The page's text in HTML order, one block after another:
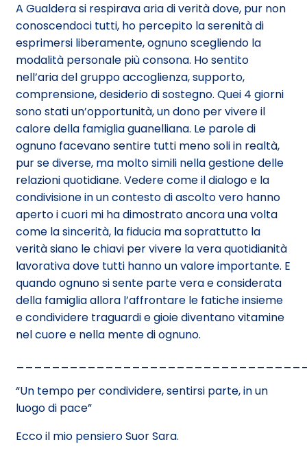
A Gualdera si respirava aria di verità dove, pur non
conoscendoci tutti, ho percepito la serenità di
esprimersi liberamente, ognuno scegliendo la
modalità personale più consona. Ho sentito
nell’aria del gruppo accoglienza, supporto,
comprensione, desiderio di sostegno. Quei 4 giorni
sono stati un’opportunità, un dono per vivere il
calore della famiglia guanelliana. Le parole di
ognuno facevano sentire tutti meno soli in realtà,
pur se diverse, ma molto simili nella gestione delle
relazioni quotidiane. Vedere come il dialogo e la
condivisione in un contesto di ascolto vero hanno
aperto i cuori mi ha dimostrato ancora una volta
come la sincerità, la fiducia ma soprattutto la
verità siano le chiavi per vivere la vera quotidianità
lavorativa dove tutti hanno un valore importante. E
quando ognuno si sente parte vera e considerata
della famiglia allora l’affrontare le fatiche insieme
e condividere traguardi e gioie diventano vitamine
nel cuore e nella mente di ognuno.
“Un tempo per condividere, sentirsi parte, in un
luogo di pace”
Ecco il mio pensiero Suor Sara.